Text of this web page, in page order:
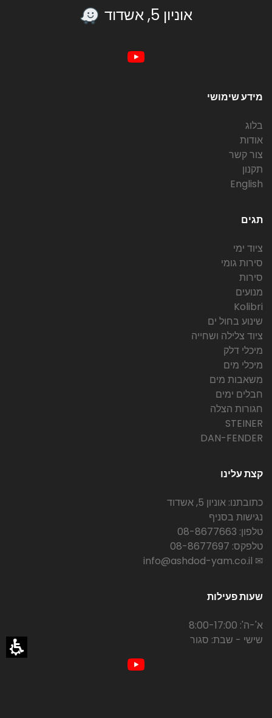
אוניון 5, אשדוד
מידע שימושי
בלוג
אודות
צור קשר
תקנון
English
תגים
ציוד ימי
סירות גומי
סירות
מנועים
Kolibri
שינוע בחול ים
ציוד צלילה ושחייה
מיכלי דלק
מיכלי מים
משאבות מים
חבלים ימים
חגורות הצלה
STEINER
DAN-FENDER
קצת עלינו
כתובתנו: אוניון 5, אשדוד
נגישות בסניף
טלפון: 08-8677663
טלפקס: 08-8677697
✉ info@ashdod-yam.co.il
שעות פעילות
א'-ה': 8:00-17:00
שישי - שבת: סגור